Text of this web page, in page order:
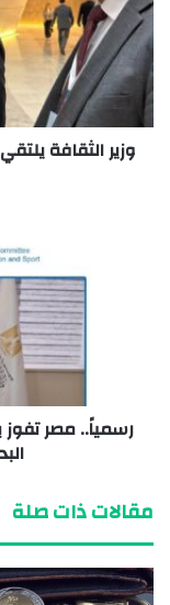
وزير الثقافة
رسمياً.. مصر تفوز
مقالات ذات صلة